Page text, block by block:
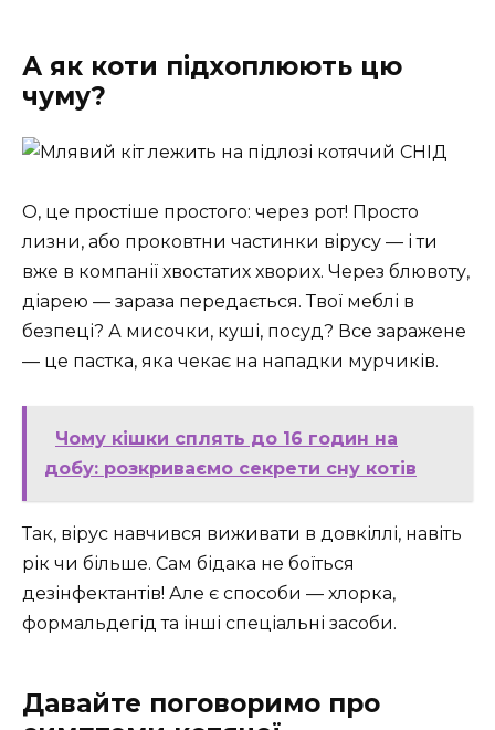
А як коти підхоплюють цю
чуму?
О, це простіше простого: через рот! Просто
лизни, або проковтни частинки вірусу — і ти
вже в компанії хвостатих хворих. Через блювоту,
діарею — зараза передається. Твої меблі в
безпеці? А мисочки, куші, посуд? Все заражене
— це пастка, яка чекає на нападки мурчиків.
Чому кішки сплять до 16 годин на
добу: розкриваємо секрети сну котів
Так, вірус навчився виживати в довкіллі, навіть
рік чи більше. Сам бідака не боїться
дезінфектантів! Але є способи — хлорка,
формальдегід та інші спеціальні засоби.
Давайте поговоримо про